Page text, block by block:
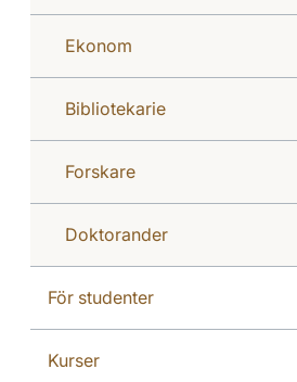
Ekonom
Bibliotekarie
Forskare
Doktorander
För studenter
Kurser